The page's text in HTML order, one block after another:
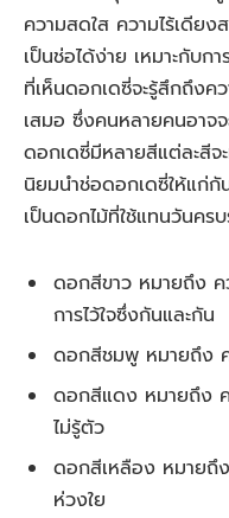
ความสดใส ความไร้เดีย
เป็นช่อได้ง่าย เหมาะกับก
ที่เห็นดอกเดซี่จะรู้สึกถึงค
เสมอ ซึ่งคนหลายคนอาจ
ดอกเดซี่มีหลายสีแต่ละสี
นิยมนำช่อดอกเดซี่ให้แก่
เป็นดอกไม้ที่ใช้แทนวันค
ดอกสีขาว หมายถึง ค
การไว้ใจซึ่งกันและกัน
ดอกสีชมพู หมายถึง
ดอกสีแดง หมายถึง
ไม่รู้ตัว
ดอกสีเหลือง หมายถึ
ห่วงใย